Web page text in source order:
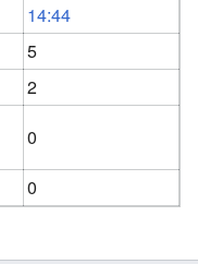
14:44
5
2
0
0